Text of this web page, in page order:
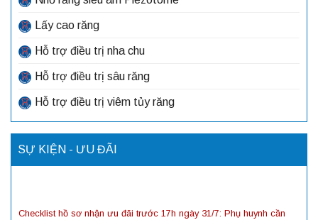
Lấy cao răng
Hỗ trợ điều trị nha chu
Hỗ trợ điều trị sâu răng
Hỗ trợ điều trị viêm tủy răng
SỰ KIỆN - ƯU ĐÃI
Checklist hồ sơ nhận ưu đãi trước 17h ngày 31/7: Phụ huynh cần